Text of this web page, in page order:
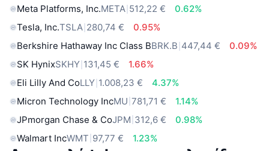
Meta Platforms, Inc.META 512,22 €
0.62%
Tesla, Inc.TSLA 280,74 €
0.95%
Berkshire Hathaway Inc Class BBRK.B 447,44 €
0.09%
SK HynixSKHY 131,45 €
1.66%
Eli Lilly And CoLLY 1.008,23 €
4.37%
Micron Technology IncMU 781,71 €
1.14%
JPmorgan Chase & CoJPM 312,6 €
0.98%
Walmart IncWMT 97,77 € 1.23%